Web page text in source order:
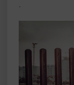
.